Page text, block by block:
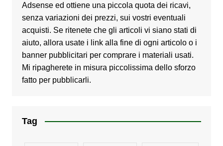
Adsense ed ottiene una piccola quota dei ricavi,
senza variazioni dei prezzi, sui vostri eventuali
acquisti. Se ritenete che gli articoli vi siano stati di
aiuto, allora usate i link alla fine di ogni articolo o i
banner pubblicitari per comprare i materiali usati.
Mi ripagherete in misura piccolissima dello sforzo
fatto per pubblicarli.
Tag